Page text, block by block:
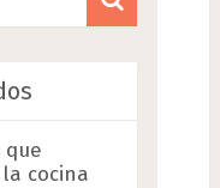
que
cocina